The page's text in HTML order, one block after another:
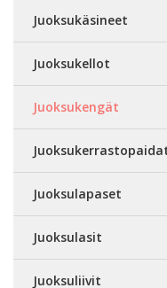
Juoksukäsineet
Juoksukellot
Juoksukengät
Juoksulapaset
Juoksulasit
Juoksuliivit